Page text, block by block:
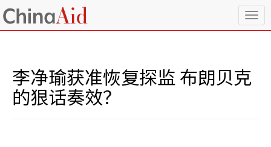
T
o
李净瑜获准恢复探监 布朗贝克
的狠话奏效？